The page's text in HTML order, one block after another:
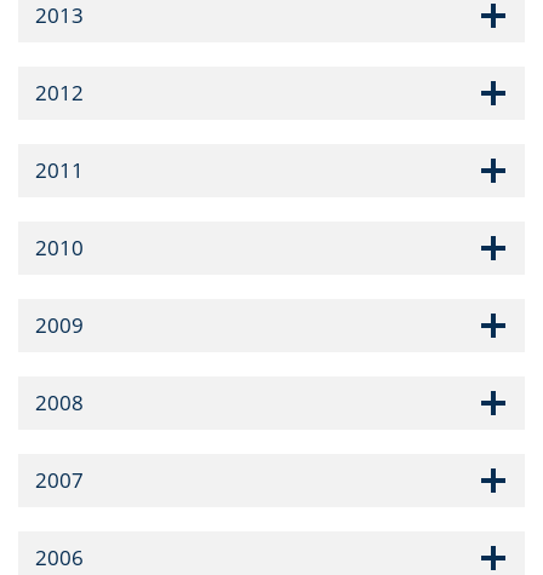
2013
2012
2011
2010
2009
2008
2007
2006